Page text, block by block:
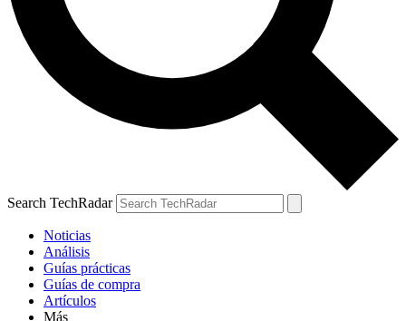
Search TechRadar
Noticias
Análisis
Guías prácticas
Guías de compra
Artículos
Más